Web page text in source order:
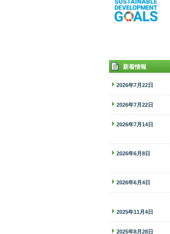
新着情報
2026年7月22日
2026年7月22日
2026年7月14日
2026年6月8日
2026年6月4日
2025年11月4日
2025年8月28日